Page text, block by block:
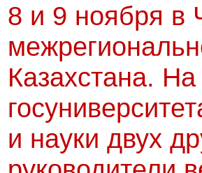
8 и 9 ноября в
Казахстана.
и науки двух